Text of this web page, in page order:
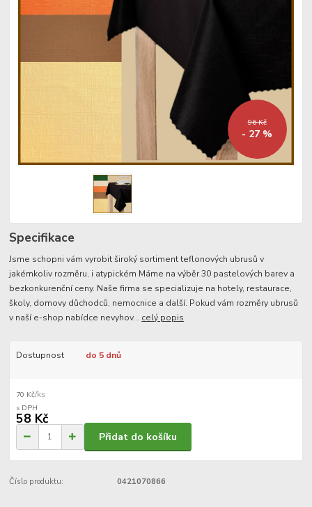
96 Kč
- 27 %
Specifikace
Jsme schopni vám vyrobit široký sortiment teflonových ubrusů v
jakémkoliv rozměru, i atypickém Máme na výběr 30 pastelových barev a
bezkonkurenční ceny. Naše firma se specializuje na hotely, restaurace,
školy, domovy důchodců, nemocnice a další. Pokud vám rozměry ubrusů
v naší e-shop nabídce nevyhov... celý popis
Dostupnost do 5 dnů
70 Kč/ks
58 Kč
Přidat do košíku
Číslo produktu: 0421070866